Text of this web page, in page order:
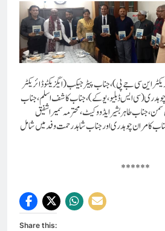
این سی جے پی) ، جناب پیٹر جیکب (ایگزیکٹو ڈائریکٹر
(سی ایس ڈبلیو، یوکے) ، جناب کاشف اسلم ، جناب
، جناب طاہر بشیر ایڈووکیٹ ، محترمہ سمیرا شفیق
کامران چوہدری اور جناب شاہد رحمت وفد میں شامل
******
Share this: